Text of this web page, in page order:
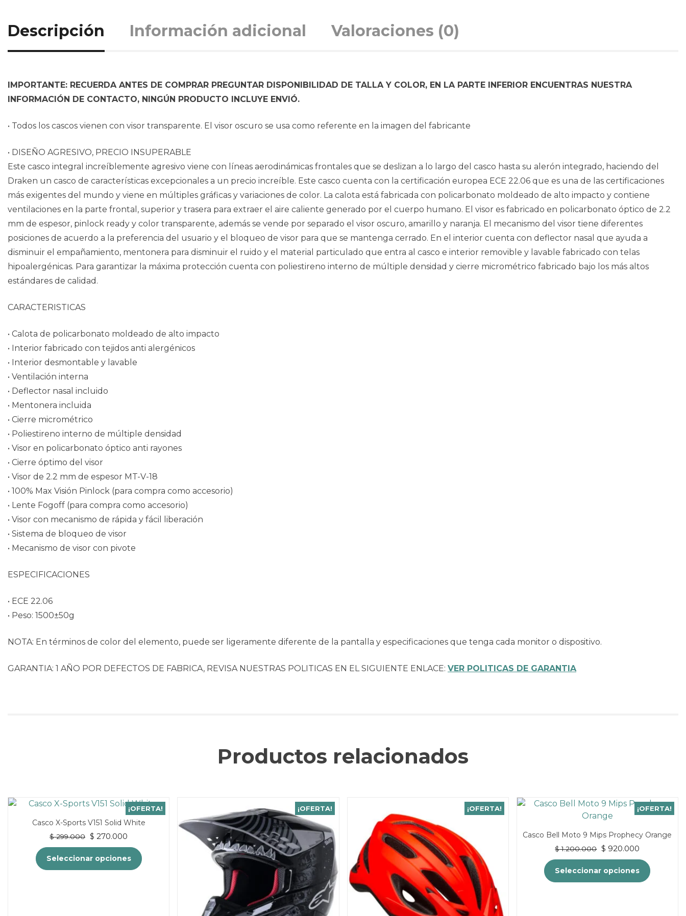
Descripción Información adicional Valoraciones (0)
IMPORTANTE: RECUERDA ANTES DE COMPRAR PREGUNTAR DISPONIBILIDAD DE TALLA Y COLOR, EN LA PARTE INFERIOR ENCUENTRAS NUESTRA
INFORMACIÓN DE CONTACTO, NINGÚN PRODUCTO INCLUYE ENVIÓ.
• Todos los cascos vienen con visor transparente. El visor oscuro se usa como referente en la imagen del fabricante
• DISEÑO AGRESIVO, PRECIO INSUPERABLE
Este casco integral increíblemente agresivo viene con líneas aerodinámicas frontales que se deslizan a lo largo del casco hasta su alerón integrado, haciendo del
Draken un casco de características excepcionales a un precio increíble. Este casco cuenta con la certificación europea ECE 22.06 que es una de las certificaciones
más exigentes del mundo y viene en múltiples gráficas y variaciones de color. La calota está fabricada con policarbonato moldeado de alto impacto y contiene
ventilaciones en la parte frontal, superior y trasera para extraer el aire caliente generado por el cuerpo humano. El visor es fabricado en policarbonato óptico de 2.2
mm de espesor, pinlock ready y color transparente, además se vende por separado el visor oscuro, amarillo y naranja. El mecanismo del visor tiene diferentes
posiciones de acuerdo a la preferencia del usuario y el bloqueo de visor para que se mantenga cerrado. En el interior cuenta con deflector nasal que ayuda a
disminuir el empañamiento, mentonera para disminuir el ruido y el material particulado que entra al casco e interior removible y lavable fabricado con telas
hipoalergénicas. Para garantizar la máxima protección cuenta con poliestireno interno de múltiple densidad y cierre micrométrico fabricado bajo los más altos
estándares de calidad.
CARACTERISTICAS
• Calota de policarbonato moldeado de alto impacto
• Interior fabricado con tejidos anti alergénicos
• Interior desmontable y lavable
• Ventilación interna
• Deflector nasal incluido
• Mentonera incluida
• Cierre micrométrico
• Poliestireno interno de múltiple densidad
• Visor en policarbonato óptico anti rayones
• Cierre óptimo del visor
• Visor de 2.2 mm de espesor MT-V-18
• 100% Max Visión Pinlock (para compra como accesorio)
• Lente Fogoff (para compra como accesorio)
• Visor con mecanismo de rápida y fácil liberación
• Sistema de bloqueo de visor
• Mecanismo de visor con pivote
ESPECIFICACIONES
• ECE 22.06
• Peso: 1500±50g
NOTA: En términos de color del elemento, puede ser ligeramente diferente de la pantalla y especificaciones que tenga cada monitor o dispositivo.
GARANTIA: 1 AÑO POR DEFECTOS DE FABRICA, REVISA NUESTRAS POLITICAS EN EL SIGUIENTE ENLACE: VER POLITICAS DE GARANTIA
Productos relacionados
¡OFERTA!
Casco X-Sports V151 Solid White
$299.000 El
precio
original
era:
$ 270.000
precio
actual
es:
Seleccionar opciones
¡OFERTA! ¡OFERTA! ¡OFERTA!
Casco Bell Moto 9 Mips Prophecy Orange
$1.200.000 El
precio
original
era:
$ 920.000
precio
actual
es:
Seleccionar opciones